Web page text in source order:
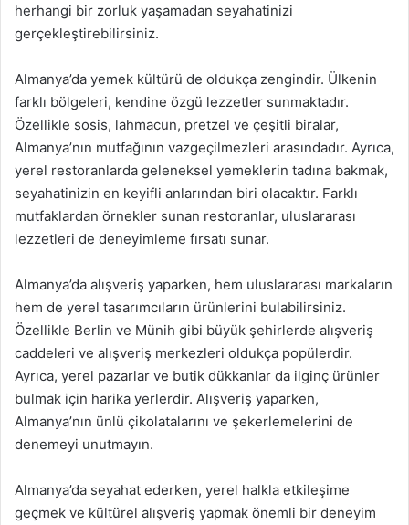
herhangi bir zorluk yaşamadan seyahatinizi
gerçekleştirebilirsiniz.
Almanya’da yemek kültürü de oldukça zengindir. Ülkenin
farklı bölgeleri, kendine özgü lezzetler sunmaktadır.
Özellikle sosis, lahmacun, pretzel ve çeşitli biralar,
Almanya’nın mutfağının vazgeçilmezleri arasındadır. Ayrıca,
yerel restoranlarda geleneksel yemeklerin tadına bakmak,
seyahatinizin en keyifli anlarından biri olacaktır. Farklı
mutfaklardan örnekler sunan restoranlar, uluslararası
lezzetleri de deneyimleme fırsatı sunar.
Almanya’da alışveriş yaparken, hem uluslararası markaların
hem de yerel tasarımcıların ürünlerini bulabilirsiniz.
Özellikle Berlin ve Münih gibi büyük şehirlerde alışveriş
caddeleri ve alışveriş merkezleri oldukça popülerdir.
Ayrıca, yerel pazarlar ve butik dükkanlar da ilginç ürünler
bulmak için harika yerlerdir. Alışveriş yaparken,
Almanya’nın ünlü çikolatalarını ve şekerlemelerini de
denemeyi unutmayın.
Almanya’da seyahat ederken, yerel halkla etkileşime
geçmek ve kültürel alışveriş yapmak önemli bir deneyim